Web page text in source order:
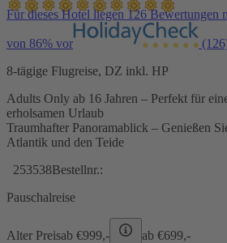
Für dieses Hotel liegen 126 Bewertungen
von 86% vor
8-tägige Flugreise, DZ inkl. HP
Adults Only ab 16 Jahren – Perfekt für
erholsamen Urlaub
Traumhafter Panoramablick – Genießen
Atlantik und den Teide
253538Bestellnr.:
Pauschalreise
Alter Preisab €999,- ab €699,-